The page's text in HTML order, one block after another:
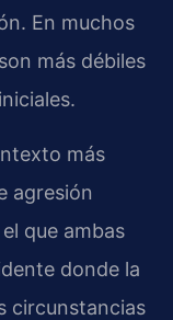
En muchos
más débiles
más
agresión
que ambas
donde la
circunstancias